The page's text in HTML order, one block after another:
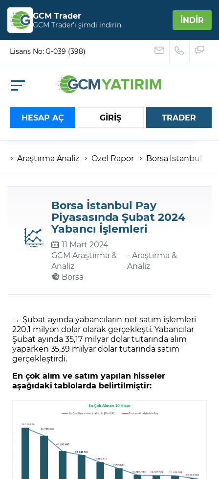
GCM Trader
GCM Trader’ı şimdi indirin. İNDİR
Lisans No: G-039 (398)
HESAP AÇ GİRİŞ
Hesap numaranız
Şifreniz
Şifremi Unuttum
TRADER
Araştırma Analiz Özel Rapor Borsa İstanbul
Borsa İstanbul Pay
Piyasasında Şubat 2024
Yabancı İşlemleri
11 Mart 2024
GCM Araştırma &
Analiz
- Araştırma &
Analiz
Borsa
→ Şubat ayında yabancıların net satım işlemleri
220,1 milyon dolar olarak gerçekleşti. Yabancılar
Şubat ayında 35,17 milyar dolar tutarında alım
yaparken 35,39 milyar dolar tutarında satım
gerçekleştirdi.
En çok alım ve satım yapılan hisseler
aşağıdaki tablolarda belirtilmiştir: